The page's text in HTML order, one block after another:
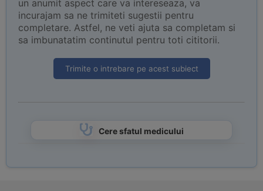
un anumit aspect care va intereseaza, va
incurajam sa ne trimiteti sugestii pentru
completare. Astfel, ne veti ajuta sa completam si
sa imbunatatim continutul pentru toti cititorii.
Trimite o intrebare pe acest subiect
Cere sfatul medicului